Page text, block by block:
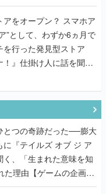
デューサーに聞いた
ープン？ スマホア
”として、わずか6ヵ月で
を行った発見型ストア
！』仕掛け人に話を聞い
とつの奇跡だった──膨大
に『テイルズ オブ ジ ア
く、「生まれた意味を知
た理由【ゲームの企画